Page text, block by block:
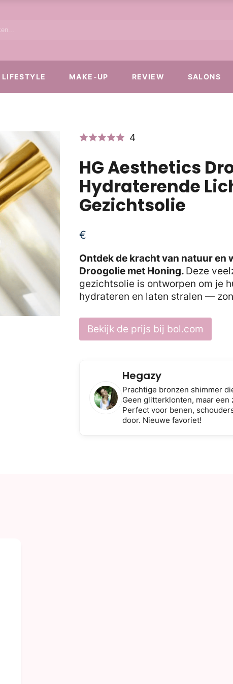
LIFESTYLE MAKE-UP REVIEW SALONS
4
HG Aesthetics
Hydraterende
Gezichtsolie
€
Ontdek de kracht van natuur en
Droogolie met Honing. Deze
gezichtsolie is ontworpen om je
hydrateren en laten stralen —
Bekijk de prijs bij bol.com
Hegazy
Prachtige bronzen shimmer
Geen glitterklonten, maar
Perfect voor benen,
door. Nieuwe favoriet!